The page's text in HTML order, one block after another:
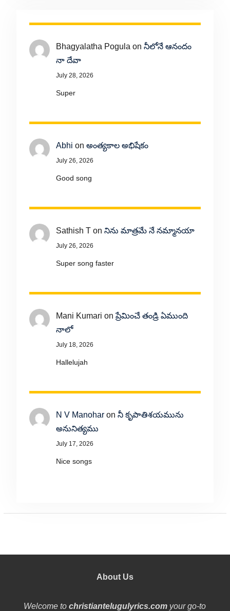
Bhagyalatha Pogula on నీలోనే ఆనందం
నా దేవా
July 28, 2026
Super
Abhi on అంత్యకాల అభిషేకం
July 26, 2026
Good song
Sathish Ton నిను మాత్రమే నే నమ్మానయా
July 26, 2026
Super song faster
Mani Kumari onప్రేమించే తండ్రి ఏముంది
నాలో
July 18, 2026
Hallelujah
N V Manoharon నీ కృపాతిశయమును
అనునిత్యము
July 17, 2026
Nice songs
About Us
Welcome tochristiantelugulyrics.com your go-to